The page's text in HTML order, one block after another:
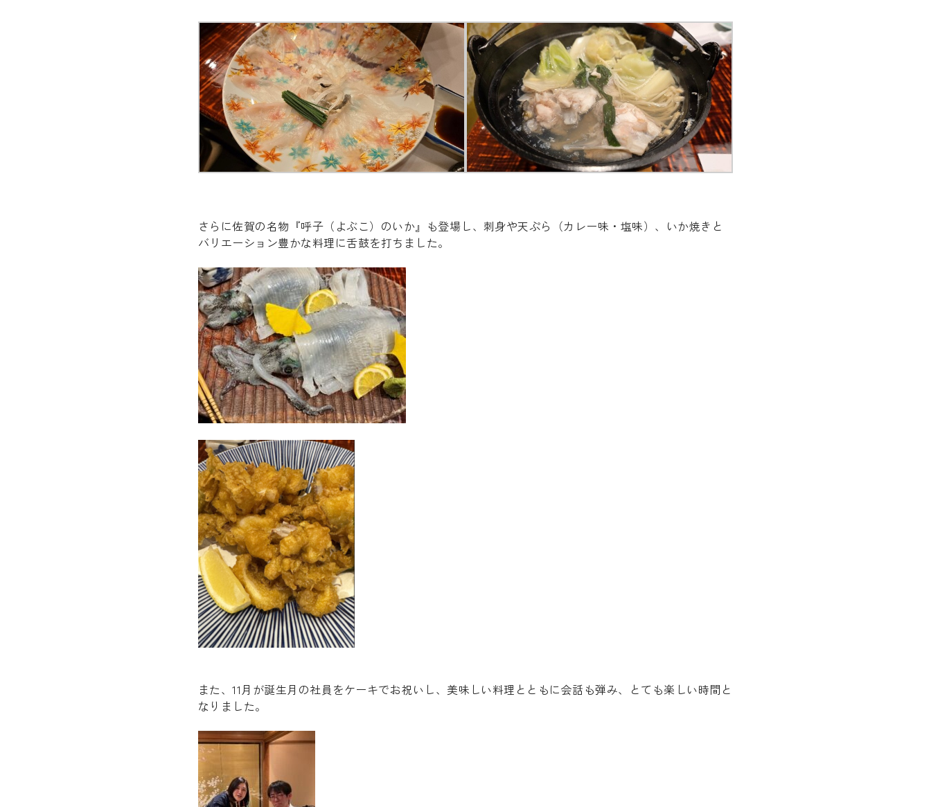
さらに佐賀の名物『呼子（よぶこ）のいか』も登場し、刺身や天ぷら（カレー味・塩味）、いか焼きと
バリエーション豊かな料理に舌鼓を打ちました。
また、11月が誕生月の社員をケーキでお祝いし、美味しい料理とともに会話も弾み、とても楽しい時間と
なりました。